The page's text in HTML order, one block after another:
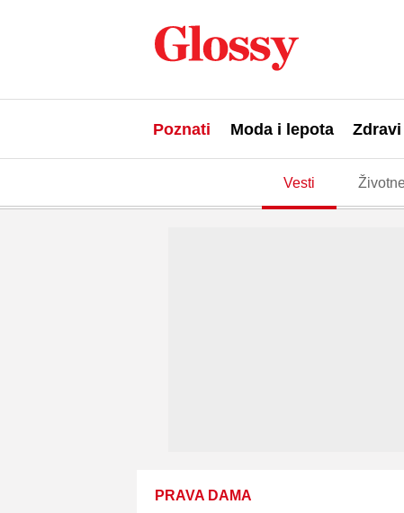
Poznati Moda i lepota
Vesti
PRAVA DAMA